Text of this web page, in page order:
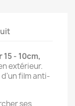
- 10cm,
extérieur.
film anti-